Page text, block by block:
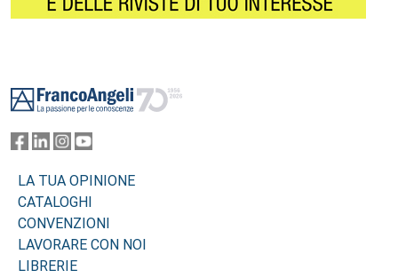
LA TUA OPINIONE
CATALOGHI
CONVENZIONI
LAVORARE CON NOI
LIBRERIE